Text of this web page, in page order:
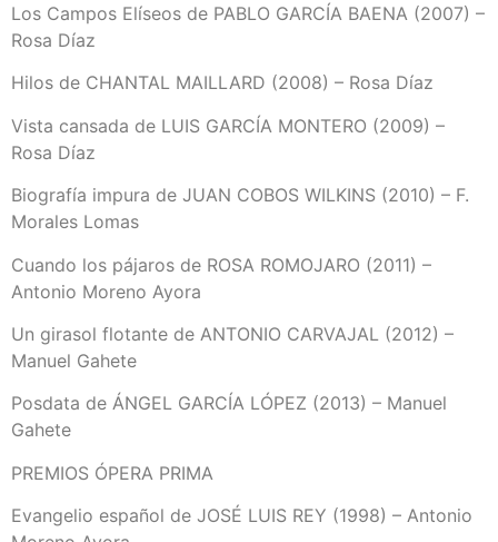
Los Campos Elíseos de PABLO GARCÍA BAENA (2007) –
Rosa Díaz
Hilos de CHANTAL MAILLARD (2008) – Rosa Díaz
Vista cansada de LUIS GARCÍA MONTERO (2009) –
Rosa Díaz
Biografía impura de JUAN COBOS WILKINS (2010) – F.
Morales Lomas
Cuando los pájaros de ROSA ROMOJARO (2011) –
Antonio Moreno Ayora
Un girasol flotante de ANTONIO CARVAJAL (2012) –
Manuel Gahete
Posdata de ÁNGEL GARCÍA LÓPEZ (2013) – Manuel
Gahete
PREMIOS ÓPERA PRIMA
Evangelio español de JOSÉ LUIS REY (1998) – Antonio